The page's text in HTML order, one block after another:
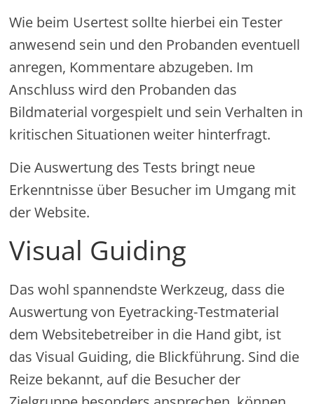
Wie beim Usertest sollte hierbei ein Tester
anwesend sein und den Probanden eventuell
anregen, Kommentare abzugeben. Im
Anschluss wird den Probanden das
Bildmaterial vorgespielt und sein Verhalten in
kritischen Situationen weiter hinterfragt.
Die Auswertung des Tests bringt neue
Erkenntnisse über Besucher im Umgang mit
der Website.
Visual Guiding
Das wohl spannendste Werkzeug, dass die
Auswertung von Eyetracking-Testmaterial
dem Websitebetreiber in die Hand gibt, ist
das Visual Guiding, die Blickführung. Sind die
Reize bekannt, auf die Besucher der